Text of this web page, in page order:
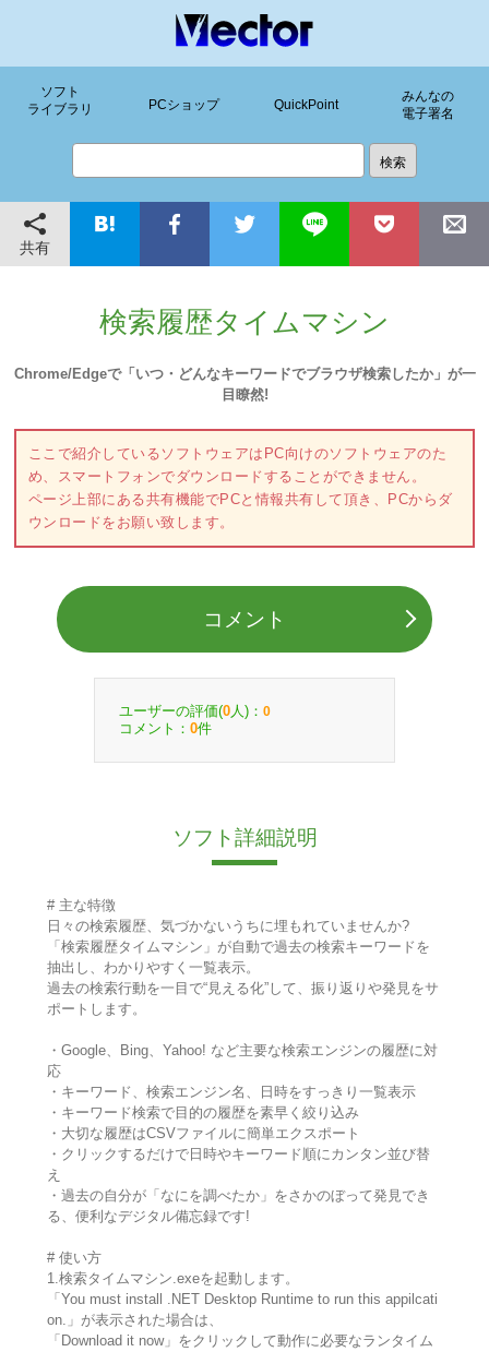
ソフト
ライブラリ
PCショップ QuickPoint
みんなの
電子署名
共有
検索履歴タイムマシン
Chrome/Edgeで「いつ・どんなキーワードでブラウザ検索したか」が一
目瞭然!
ここで紹介しているソフトウェアはPC向けのソフトウェアのた
め、スマートフォンでダウンロードすることができません。
ページ上部にある共有機能でPCと情報共有して頂き、PCからダ
ウンロードをお願い致します。
コメント
ユーザーの評価(0 人)： 0
コメント： 0件
ソフト詳細説明
# 主な特徴
日々の検索履歴、気づかないうちに埋もれていませんか?
「検索履歴タイムマシン」が自動で過去の検索キーワードを
抽出し、わかりやすく一覧表示。
過去の検索行動を一目で“見える化”して、振り返りや発見をサ
ポートします。
・Google、Bing、Yahoo! など主要な検索エンジンの履歴に対
応
・キーワード、検索エンジン名、日時をすっきり一覧表示
・キーワード検索で目的の履歴を素早く絞り込み
・大切な履歴はCSVファイルに簡単エクスポート
・クリックするだけで日時やキーワード順にカンタン並び替
え
・過去の自分が「なにを調べたか」をさかのぼって発見でき
る、便利なデジタル備忘録です!
# 使い方
1.検索タイムマシン.exeを起動します。
「You must install .NET Desktop Runtime to run this appilcati
on.」が表示された場合は、
「Download it now」をクリックして動作に必要なランタイム